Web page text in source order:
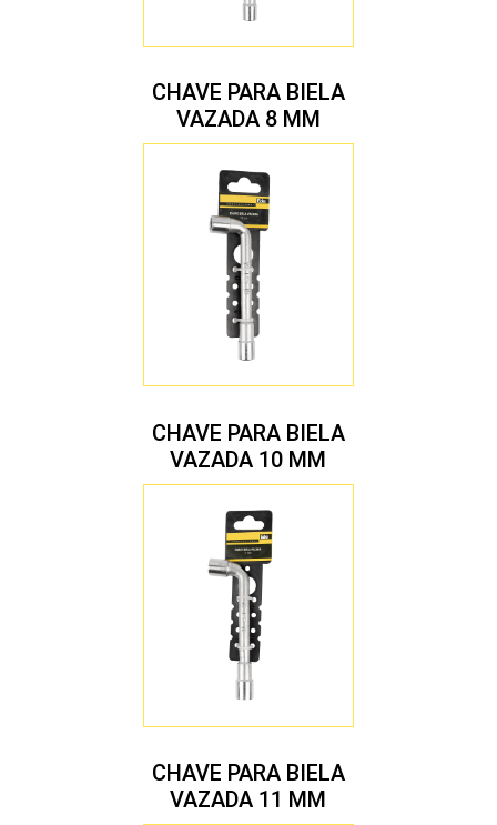
CHAVE PARA BIELA
VAZADA 8 MM
CHAVE PARA BIELA
VAZADA 10 MM
CHAVE PARA BIELA
VAZADA 11 MM